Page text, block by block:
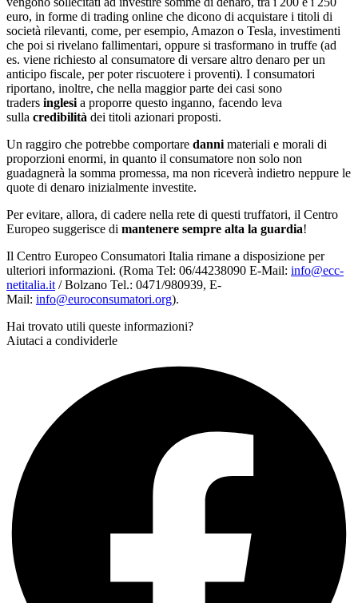
euro, in forme di trading online che dicono di acquistare i titoli di
società rilevanti, come, per esempio, Amazon o Tesla, investimenti
che poi si rivelano fallimentari, oppure si trasformano in truffe (ad
es. viene richiesto al consumatore di versare altro denaro per un
anticipo fiscale, per poter riscuotere i proventi). I consumatori
riportano, inoltre, che nella maggior parte dei casi sono
traders inglesi a proporre questo inganno, facendo leva
sulla credibilità dei titoli azionari proposti.
Un raggiro che potrebbe comportare danni materiali e morali di
proporzioni enormi, in quanto il consumatore non solo non
guadagnerà la somma promessa, ma non riceverà indietro neppure le
quote di denaro inizialmente investite.
Per evitare, allora, di cadere nella rete di questi truffatori, il Centro
Europeo suggerisce di mantenere sempre alta la guardia!
Il Centro Europeo Consumatori Italia rimane a disposizione per
ulteriori informazioni. (Roma Tel: 06/44238090 E-Mail: info@ecc-
netitalia.it / Bolzano Tel.: 0471/980939, E-
Mail: info@euroconsumatori.org).
Hai trovato utili queste informazioni?
Aiutaci a condividerle